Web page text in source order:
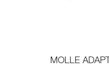
MOLLE ADAPT